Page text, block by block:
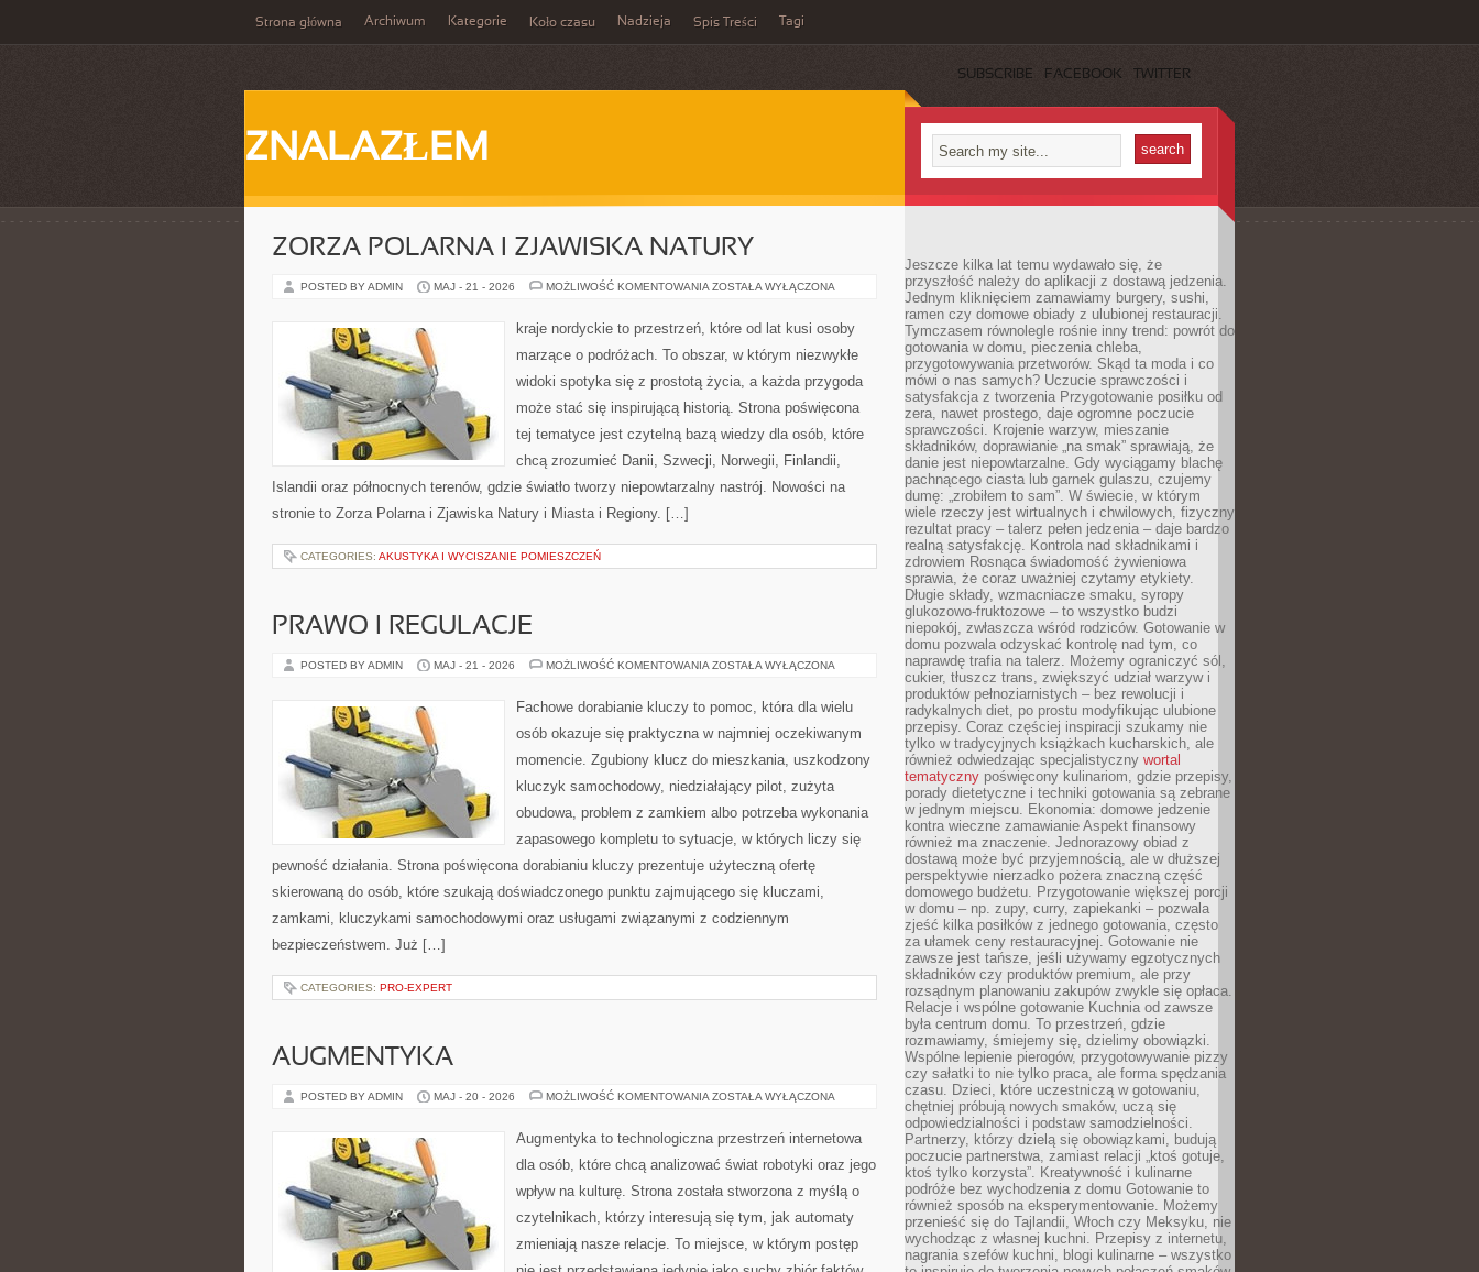
Strona główna Archiwum Kategorie Koło czasu Nadzieja Spis Treści Tagi
SUBSCRIBE FACEBOOK TWITTER
ZNALAZŁEM
ZORZA POLARNA I ZJAWISKA NATURY
POSTED BY ADMIN MAJ - 21 - 2026 MOŻLIWOŚĆ KOMENTOWANIA ZORZA
ZJAWISKA
NATURY
ZOSTAŁA WYŁĄCZONA
kraje nordyckie to przestrzeń, które od lat kusi osoby
marzące o podróżach. To obszar, w którym niezwykłe
widoki spotyka się z prostotą życia, a każda przygoda
może stać się inspirującą historią. Strona poświęcona
tej tematyce jest czytelną bazą wiedzy dla osób, które
chcą zrozumieć Danii, Szwecji, Norwegii, Finlandii,
Islandii oraz północnych terenów, gdzie światło tworzy niepowtarzalny nastrój. Nowości na
stronie to Zorza Polarna i Zjawiska Natury i Miasta i Regiony. […]
CATEGORIES: AKUSTYKA I WYCISZANIE POMIESZCZEŃ
PRAWO I REGULACJE
POSTED BY ADMIN MAJ - 21 - 2026 MOŻLIWOŚĆ KOMENTOWANIA PRAWO
ZOSTAŁA WYŁĄCZONA
Fachowe dorabianie kluczy to pomoc, która dla wielu
osób okazuje się praktyczna w najmniej oczekiwanym
momencie. Zgubiony klucz do mieszkania, uszkodzony
kluczyk samochodowy, niedziałający pilot, zużyta
obudowa, problem z zamkiem albo potrzeba wykonania
zapasowego kompletu to sytuacje, w których liczy się
pewność działania. Strona poświęcona dorabianiu kluczy prezentuje użyteczną ofertę
skierowaną do osób, które szukają doświadczonego punktu zajmującego się kluczami,
zamkami, kluczykami samochodowymi oraz usługami związanymi z codziennym
bezpieczeństwem. Już […]
CATEGORIES: PRO-EXPERT
AUGMENTYKA
POSTED BY ADMIN MAJ - 20 - 2026 MOŻLIWOŚĆ KOMENTOWANIA AUGMENTYKA
ZOSTAŁA WYŁĄCZONA
Augmentyka to technologiczna przestrzeń internetowa
dla osób, które chcą analizować świat robotyki oraz jego
wpływ na kulturę. Strona została stworzona z myślą o
czytelnikach, którzy interesują się tym, jak automaty
zmieniają nasze relacje. To miejsce, w którym postęp
Jeszcze kilka lat temu wydawało się, że
przyszłość należy do aplikacji z dostawą jedzenia.
Jednym kliknięciem zamawiamy burgery, sushi,
ramen czy domowe obiady z ulubionej restauracji.
Tymczasem równolegle rośnie inny trend: powrót do
gotowania w domu, pieczenia chleba,
przygotowywania przetworów. Skąd ta moda i co
mówi o nas samych? Uczucie sprawczości i
satysfakcja z tworzenia Przygotowanie posiłku od
zera, nawet prostego, daje ogromne poczucie
sprawczości. Krojenie warzyw, mieszanie
składników, doprawianie „na smak” sprawiają, że
danie jest niepowtarzalne. Gdy wyciągamy blachę
pachnącego ciasta lub garnek gulaszu, czujemy
dumę: „zrobiłem to sam”. W świecie, w którym
wiele rzeczy jest wirtualnych i chwilowych, fizyczny
rezultat pracy – talerz pełen jedzenia – daje bardzo
realną satysfakcję. Kontrola nad składnikami i
zdrowiem Rosnąca świadomość żywieniowa
sprawia, że coraz uważniej czytamy etykiety.
Długie składy, wzmacniacze smaku, syropy
glukozowo-fruktozowe – to wszystko budzi
niepokój, zwłaszcza wśród rodziców. Gotowanie w
domu pozwala odzyskać kontrolę nad tym, co
naprawdę trafia na talerz. Możemy ograniczyć sól,
cukier, tłuszcz trans, zwiększyć udział warzyw i
produktów pełnoziarnistych – bez rewolucji i
radykalnych diet, po prostu modyfikując ulubione
przepisy. Coraz częściej inspiracji szukamy nie
tylko w tradycyjnych książkach kucharskich, ale
również odwiedzając specjalistyczny wortal
tematyczny poświęcony kulinariom, gdzie przepisy,
porady dietetyczne i techniki gotowania są zebrane
w jednym miejscu. Ekonomia: domowe jedzenie
kontra wieczne zamawianie Aspekt finansowy
również ma znaczenie. Jednorazowy obiad z
dostawą może być przyjemnością, ale w dłuższej
perspektywie nierzadko pożera znaczną część
domowego budżetu. Przygotowanie większej porcji
w domu – np. zupy, curry, zapiekanki – pozwala
zjeść kilka posiłków z jednego gotowania, często
za ułamek ceny restauracyjnej. Gotowanie nie
zawsze jest tańsze, jeśli używamy egzotycznych
składników czy produktów premium, ale przy
rozsądnym planowaniu zakupów zwykle się opłaca.
Relacje i wspólne gotowanie Kuchnia od zawsze
była centrum domu. To przestrzeń, gdzie
rozmawiamy, śmiejemy się, dzielimy obowiązki.
Wspólne lepienie pierogów, przygotowywanie pizzy
czy sałatki to nie tylko praca, ale forma spędzania
czasu. Dzieci, które uczestniczą w gotowaniu,
chętniej próbują nowych smaków, uczą się
odpowiedzialności i podstaw samodzielności.
Partnerzy, którzy dzielą się obowiązkami, budują
poczucie partnerstwa, zamiast relacji „ktoś gotuje,
ktoś tylko korzysta”. Kreatywność i kulinarne
podróże bez wychodzenia z domu Gotowanie to
również sposób na eksperymentowanie. Możemy
przenieść się do Tajlandii, Włoch czy Meksyku, nie
wychodząc z własnej kuchni. Przepisy z internetu,
nagrania szefów kuchni, blogi kulinarne – wszystko